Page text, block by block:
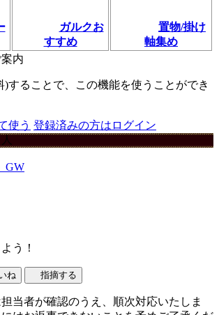
ガルクお
すすめ
置物/掛け
軸集め
内
)することで、この機能を使うことができ
使う 登録済みの方はログイン
う！
ね 指摘する
当者が確認のうえ、順次対応いたしま